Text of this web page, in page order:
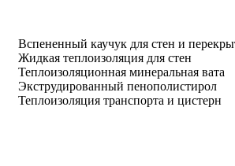
Вспененный каучук для стен и
Жидкая теплоизоляция для стен
Теплоизоляционная минеральная вата
Экструдированный пенополистирол
Теплоизоляция транспорта и цистерн